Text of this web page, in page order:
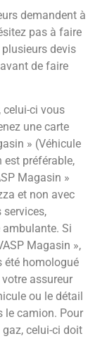
demandent à
pas à faire
devis
de faire
celui-ci vous
une carte
» (Véhicule
est préférable,
Magasin »
et non avec
services,
Si
Magasin »,
été homologué
assureur
ou le détail
le camion. Pour
celui-ci doit